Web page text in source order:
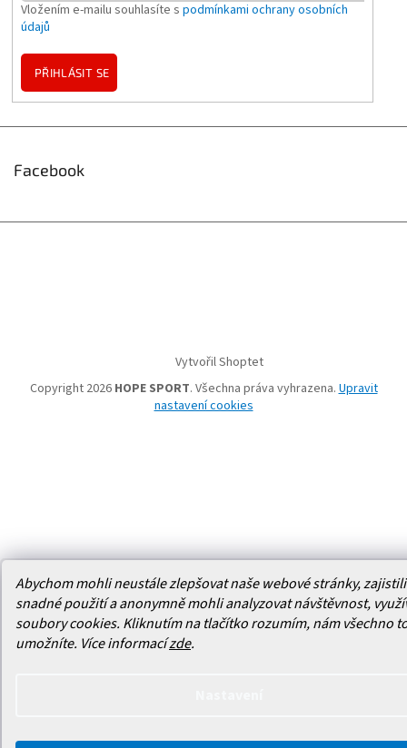
Abychom mohli neustále zlepšovat naše webové stránky,
snadné použití a anonymně mohli analyzovat návštěvnost,
soubory cookies. Kliknutím na tlačítko rozumím, nám všechno
umožníte. Více informacízde.
Vložením e-mailu souhlasíte s podmínkami ochrany osobních
údajů
PŘIHLÁSIT SE
Facebook
Vytvořil Shoptet
Copyright 2026 HOPE SPORT. Všechna práva vyhrazena. Upravit
nastavení cookies